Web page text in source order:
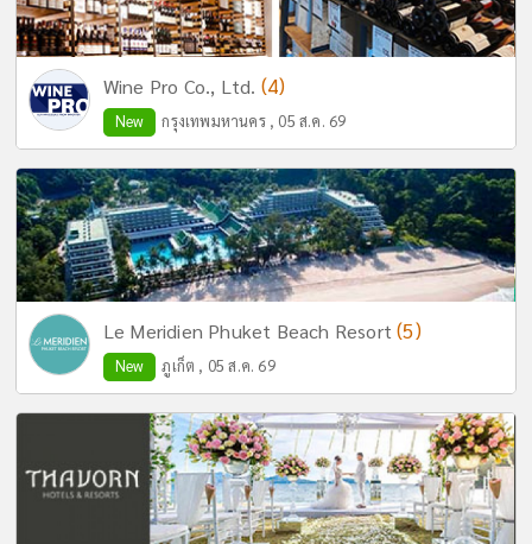
Wine Pro Co., Ltd. (4)
New กรุงเทพมหานคร , 05 ส.ค. 69
Le Meridien Phuket Beach Resort(5)
New ภูเก็ต , 05 ส.ค. 69